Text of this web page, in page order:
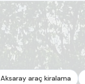
Aksaray araç kiralama